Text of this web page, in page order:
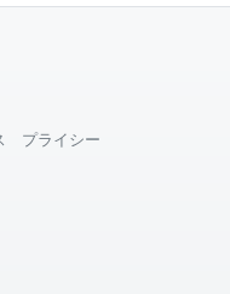
プライシー